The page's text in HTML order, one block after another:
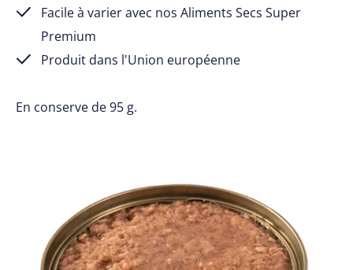
Facile à varier avec nos Aliments Secs Super
Premium
Produit dans l'Union européenne
En conserve de 95 g.